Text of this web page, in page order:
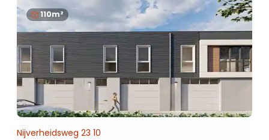
110m²
Nijverheidsweg 23 10